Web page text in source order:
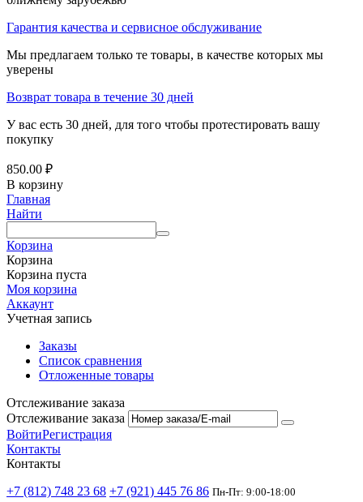
Гарантия качества и сервисное обслуживание
Мы предлагаем только те товары, в качестве которых мы
уверены
Возврат товара в течение 30 дней
У вас есть 30 дней, для того чтобы протестировать вашу
покупку
850.00 ₽
В корзину
Главная
Найти
Корзина
Корзина
Корзина пуста
Моя корзина
Аккаунт
Учетная запись
Заказы
Список сравнения
Отложенные товары
Отслеживание заказа
Отслеживание заказа
ВойтиРегистрация
Контакты
Контакты
+7 (812) 748 23 68 +7 (921) 445 76 86 Пн-Пт: 9:00-18:00